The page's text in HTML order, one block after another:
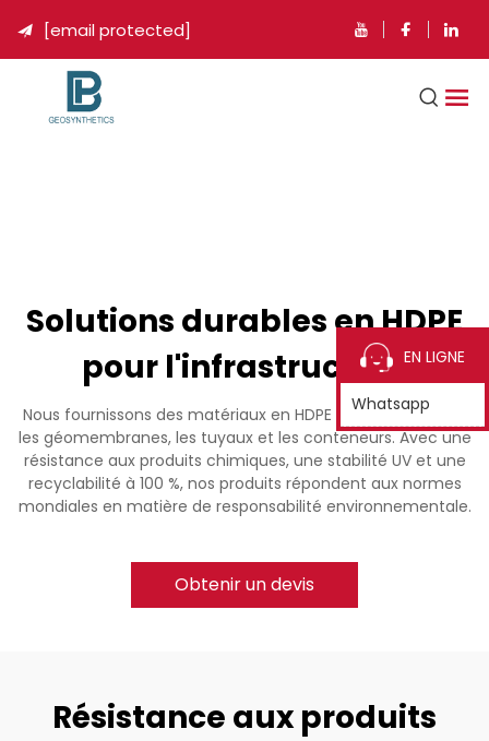
 [email protected]
Solutions durables en HDPE
pour l'infrastructure
Nous fournissons des matériaux en HDPE (0,2-5 mm) pour
les géomembranes, les tuyaux et les conteneurs. Avec une
résistance aux produits chimiques, une stabilité UV et une
recyclabilité à 100 %, nos produits répondent aux normes
mondiales en matière de responsabilité environnementale.
Obtenir un devis
Résistance aux produits
EN LIGNE
Whatsapp